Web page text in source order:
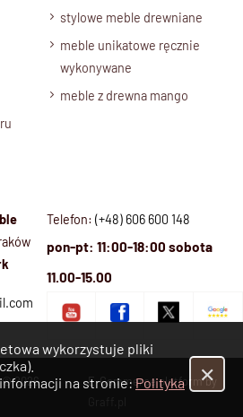
stylowe meble drewniane
meble unikatowe ręcznie
wykonywane
meble z drewna mango
Telefon: (+48) 606 600 148
pon-pt: 11:00-18:00 sobota
11.00-15.00
© 2026
E-Commerce platform by
wykorzystuje pliki
na stronie:Polityka
✕